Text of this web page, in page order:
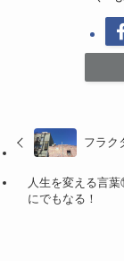
フラ
人生を変える言
にでもなる！